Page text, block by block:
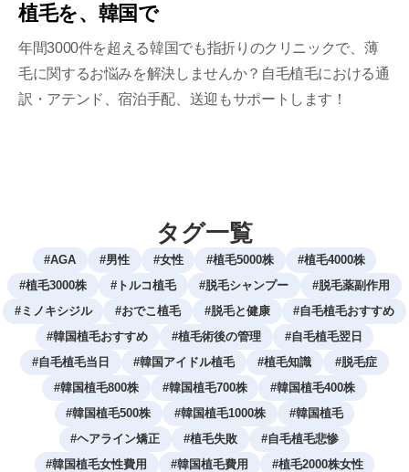
植毛を、韓国で
年間3000件を超える韓国でも指折りのクリニックで、薄
毛に関するお悩みを解決しませんか？自毛植毛における通
訳・アテンド、宿泊手配、送迎もサポートします！
タグ一覧
#AGA #男性 #女性 #植毛5000株 #植毛4000株
#植毛3000株 #トルコ植毛 #脱毛シャンプー #脱毛薬副作用
#ミノキシジル #おでこ植毛 #脱毛と健康 #自毛植毛おすすめ
#韓国植毛おすすめ #植毛術後の管理 #自毛植毛翌日
#自毛植毛当日 #韓国アイドル植毛 #植毛知識 #脱毛症
#韓国植毛800株 #韓国植毛700株 #韓国植毛400株
#韓国植毛500株 #韓国植毛1000株 #韓国植毛
#ヘアライン矯正 #植毛失敗 #自毛植毛悲惨
#韓国植毛女性費用 #韓国植毛費用 #植毛2000株女性